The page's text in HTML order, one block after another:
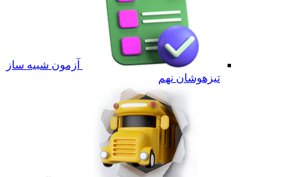
آزمون شبیه ساز
تیزهوشان نهم